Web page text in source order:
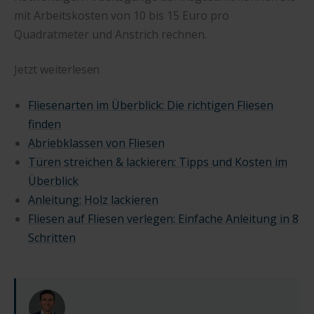
mit Arbeitskosten von 10 bis 15 Euro pro
Quadratmeter und Anstrich rechnen.
Jetzt weiterlesen
Fliesenarten im Überblick: Die richtigen Fliesen
finden
Abriebklassen von Fliesen
Türen streichen & lackieren: Tipps und Kosten im
Überblick
Anleitung: Holz lackieren
Fliesen auf Fliesen verlegen: Einfache Anleitung in 8
Schritten